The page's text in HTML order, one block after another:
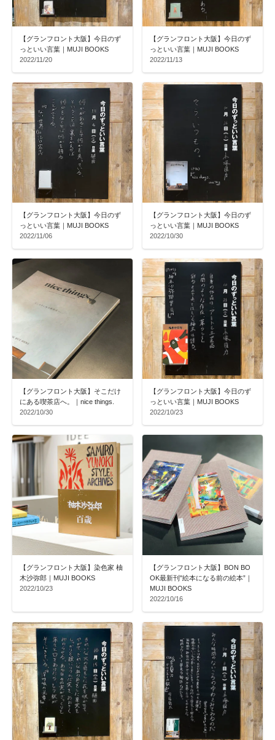
【グランフロント大阪】今日のず
っといい言葉｜MUJI BOOKS
2022/11/20
【グランフロント大阪】今日のず
っといい言葉｜MUJI BOOKS
2022/11/13
【グランフロント大阪】今日のず
っといい言葉｜MUJI BOOKS
2022/11/06
【グランフロント大阪】今日のず
っといい言葉｜MUJI BOOKS
2022/10/30
【グランフロント大阪】そこだけ
にある喫茶店へ。｜nice things.
2022/10/30
【グランフロント大阪】今日のず
っといい言葉｜MUJI BOOKS
2022/10/23
【グランフロント大阪】染色家 柚
木沙弥郎｜MUJI BOOKS
2022/10/23
【グランフロント大阪】BON BO
OK最新刊"絵本になる前の絵本”｜
MUJI BOOKS
2022/10/16